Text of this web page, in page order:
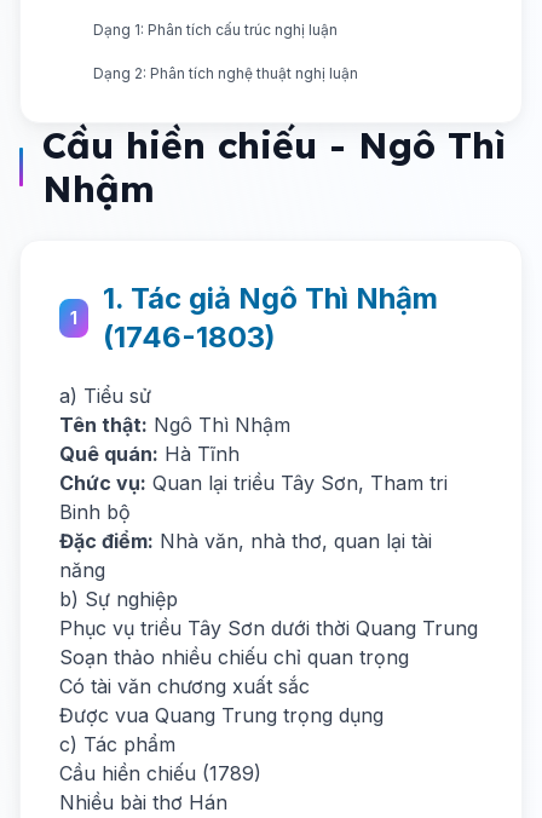
Dạng 1: Phân tích cấu trúc nghị luận
Dạng 2: Phân tích nghệ thuật nghị luận
Cầu hiền chiếu - Ngô Thì
Nhậm
1
1. Tác giả Ngô Thì Nhậm
(1746-1803)
a) Tiểu sử
Tên thật: Ngô Thì Nhậm
Quê quán: Hà Tĩnh
Chức vụ: Quan lại triều Tây Sơn, Tham tri
Binh bộ
Đặc điểm: Nhà văn, nhà thơ, quan lại tài
năng
b) Sự nghiệp
Phục vụ triều Tây Sơn dưới thời Quang Trung
Soạn thảo nhiều chiếu chỉ quan trọng
Có tài văn chương xuất sắc
Được vua Quang Trung trọng dụng
c) Tác phẩm
Cầu hiền chiếu (1789)
Nhiều bài thơ Hán